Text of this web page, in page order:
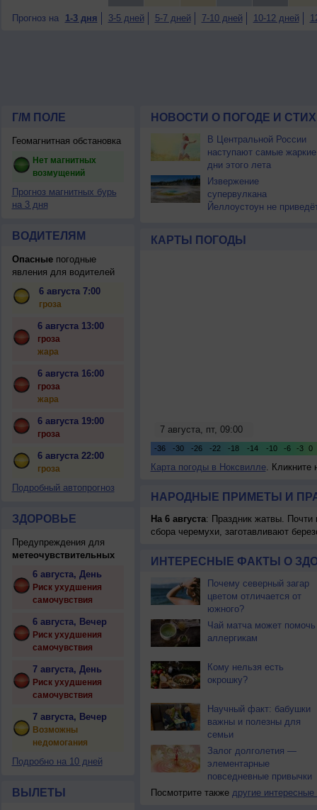
Прогноз на 1-3 дня 3-5 дней 5-7 дней 7-10 дней 10-12 дней
Г/М ПОЛЕ
Геомагнитная обстановка
Нет магнитных
возмущений
Прогноз магнитных бурь
на 3 дня
ВОДИТЕЛЯМ
Опасныепогодные
явления для водителей
6 августа 7:00
гроза
6 августа 13:00
гроза
жара
6 августа 16:00
гроза
жара
6 августа 19:00
гроза
6 августа 22:00
гроза
Подробный автопрогноз
ЗДОРОВЬЕ
Предупреждения для
метеочувствительных
6 августа, День
Риск ухудшения
самочувствия
6 августа, Вечер
Риск ухудшения
самочувствия
7 августа, День
Риск ухудшения
самочувствия
7 августа, Вечер
Возможны
недомогания
Подробно на 10 дней
ВЫЛЕТЫ
НОВОСТИ О ПОГОДЕ И
В Центральной России
наступают самые жаркие
дни этого лета
Извержение
супервулкана
Йеллоустоун не
КАРТЫ ПОГОДЫ
Карта погоды в Ноксвилле. Кликните
НАРОДНЫЕ ПРИМЕТЫ И
На 6 августа: Праздник жатвы. Почти
сбора черемухи, заготавливают
ИНТЕРЕСНЫЕ ФАКТЫ О
Почему северный загар
цветом отличается от
южного?
Чай матча может помочь
аллергикам
Кому нельзя есть
окрошку?
Научный факт: бабушки
важны и полезны для
семьи
Залог долголетия —
элементарные
повседневные привычки
Посмотрите также другие интересные